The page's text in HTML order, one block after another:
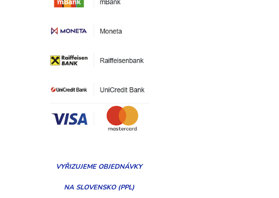
VYŘIZUJEMEOBJEDNÁVKY
NA SLOVENSKO (PPL)